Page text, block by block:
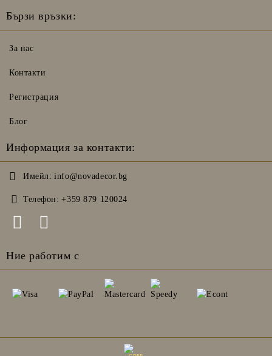
Бързи връзки:
За нас
Контакти
Регистрация
Блог
Информация за контакти:
Имейл: info@novadecor.bg
Телефон: +359 879 120024
Ние работим с